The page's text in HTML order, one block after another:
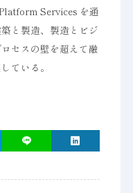
Services を通
と製造、製造とビジ
セスの壁を超えて融
ている。